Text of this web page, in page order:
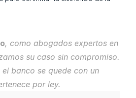
, como abogados expertos en
su caso sin compromiso.
banco se quede con un
por ley.